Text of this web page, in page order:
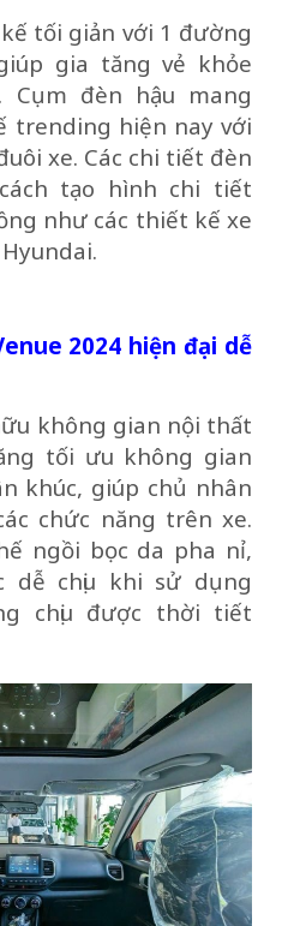
tối giản với 1 đường
gia tăng vẻ khỏe
Cụm đèn hậu mang
trending hiện nay với
xe. Các chi tiết đèn
tạo hình chi tiết
như các thiết kế xe
2024 hiện đại dễ
không gian nội thất
tối ưu không gian
khúc, giúp chủ nhân
chức năng trên xe.
ngồi bọc da pha nỉ,
dễ chịu khi sử dụng
chịu được thời tiết